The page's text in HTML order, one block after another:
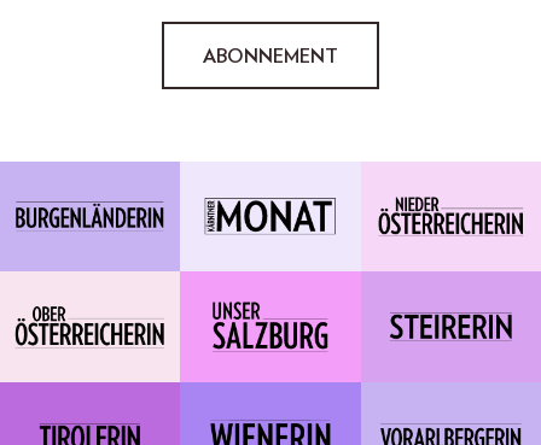
ABONNEMENT